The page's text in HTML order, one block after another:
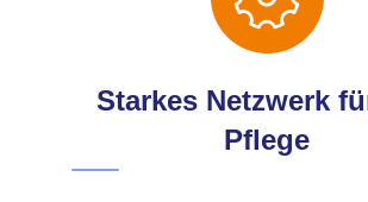
Starkes Netzwerk
Pflege